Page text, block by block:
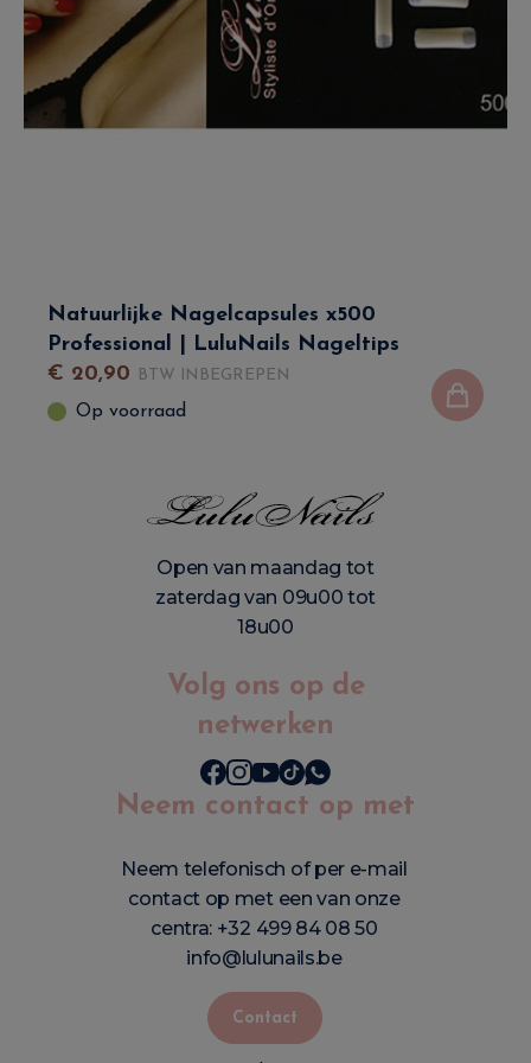
Natuurlijke Nagelcapsules x500
Professional | LuluNails Nageltips
€ 20,90 BTW INBEGREPEN
Op voorraad
Open van maandag tot
zaterdag van 09u00 tot
18u00
Volg ons op de
netwerken
Neem contact op met
Neem telefonisch of per e-mail
contact op met een van onze
centra: +32 499 84 08 50
info@lulunails.be
Contact